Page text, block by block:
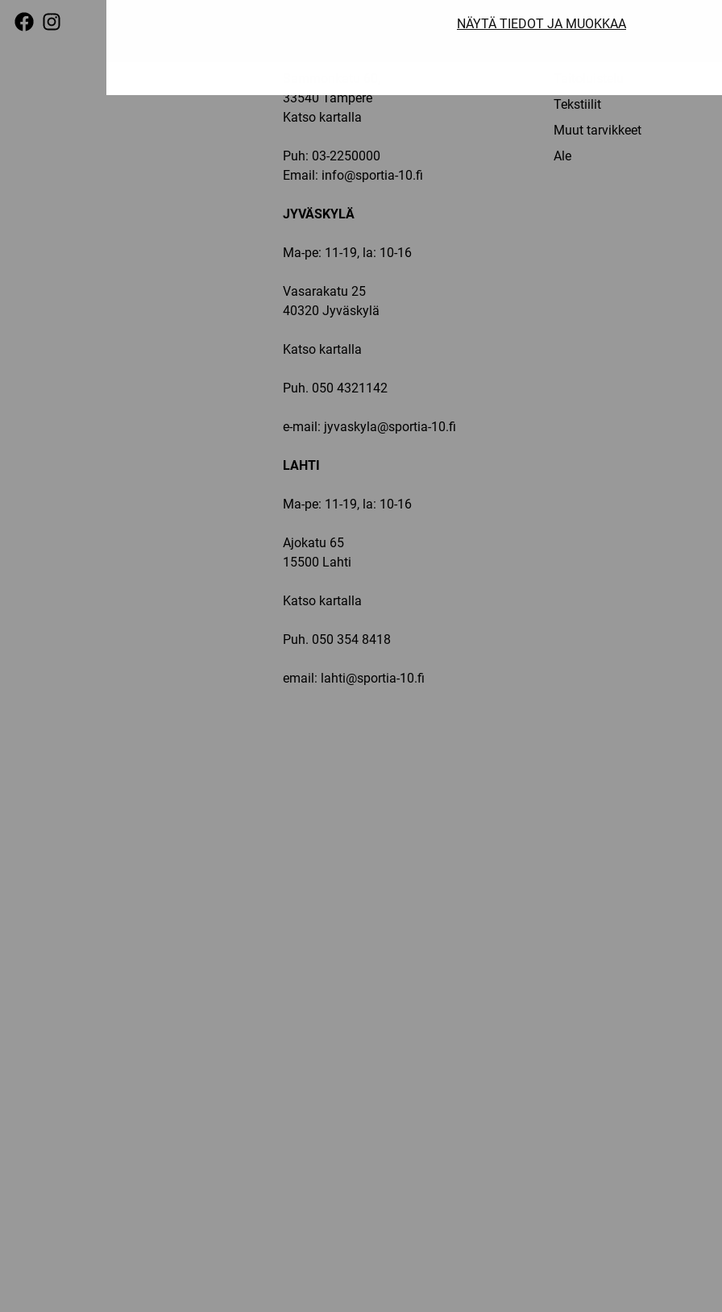
NÄYTÄ TIEDOT JA MUOKKAA
33540 Tampere
Katso kartalla
Puh: 03-2250000
Email: info@sportia-10.fi
JYVÄSKYLÄ
Ma-pe: 11-19, la: 10-16
Vasarakatu 25
40320 Jyväskylä
Katso kartalla
Puh. 050 4321142
e-mail: jyvaskyla@sportia-10.fi
LAHTI
Ma-pe: 11-19, la: 10-16
Ajokatu 65
15500 Lahti
Katso kartalla
Puh. 050 354 8418
email: lahti@sportia-10.fi
Maalivahdit
Tekstiilit
Muut tarvikkeet
Ale